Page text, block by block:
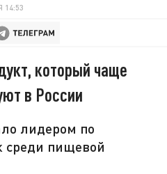
14:53
который чаще
в России
лидером по
среди пищевой